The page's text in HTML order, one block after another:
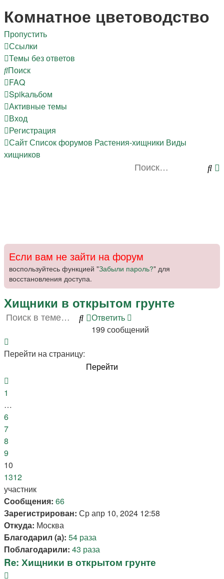
Регистрация
Комнатное цветоводство
Пропустить
Ссылки
Темы без ответов
Поиск
FAQ
Spikальбом
Активные темы
Вход
Регистрация
СайтСписок форумов Растения-хищники Виды
хищников
Если вам не зайти на форум
воспользуйтесь функцией "Забыли пароль?" для
восстановления доступа.
Хищники в открытом грунте
Ответить
Ответить
Поиск
Расширенный
поиск
199 сообщений
10
Перейти на страницу:
1
…
6
7
8
9
10
1312
участник
Сообщения: 66
Зарегистрирован: Ср апр 10, 2024 12:58
Откуда: Москва
Благодарил (а): 54 раза
Поблагодарили: 43 раза
Re: Хищники в открытом грунте